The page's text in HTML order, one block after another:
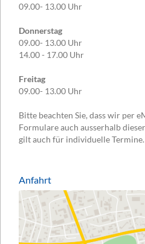
09.00- 13.00 Uhr
Donnerstag
09.00- 13.00 Uhr
14.00 - 17.00 Uhr
Freitag
09.00- 13.00 Uhr
Bitte beachten Sie, dass wir per
Formulare auch ausserhalb
gilt auch für individuelle Termine.
Anfahrt